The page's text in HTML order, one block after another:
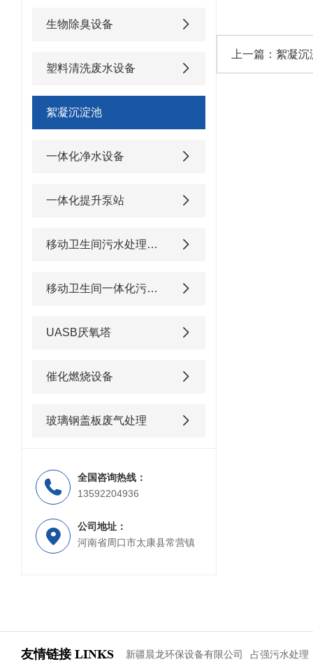
生物除臭设备
塑料清洗废水设备
絮凝沉淀池
一体化净水设备
一体化提升泵站
移动卫生间污水处理设备
移动卫生间一体化污水处理设备
UASB厌氧塔
催化燃烧设备
玻璃钢盖板废气处理
全国咨询热线：
13592204936
公司地址：
河南省周口市太康县常营镇
上一篇： 絮凝沉
友情链接 LINKS 新疆晨龙环保设备有限公司 占强污水处理